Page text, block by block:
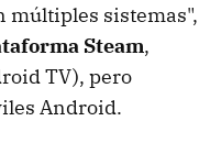
múltiples sistemas",
Steam,
TV), pero
Android.